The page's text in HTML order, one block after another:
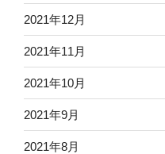
2021年12月
2021年11月
2021年10月
2021年9月
2021年8月